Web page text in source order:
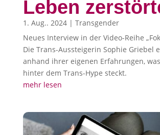
Leben
1. Aug.. 2024| Transgender
Neues Interview in der Video-Reihe
Die Trans-Aussteigerin Sophie Griebel
anhand ihrer eigenen Erfahrungen,
hinter dem Trans-Hype steckt.
mehr lesen